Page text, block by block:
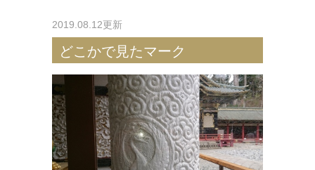
2019.08.12更新
どこかで見たマーク